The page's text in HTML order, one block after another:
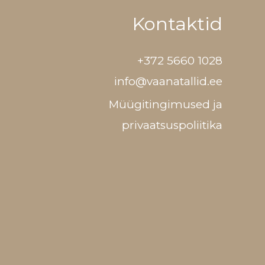
Kontaktid
+372 5660 1028
info@vaanatallid.ee
Müügitingimused ja
privaatsuspoliitika